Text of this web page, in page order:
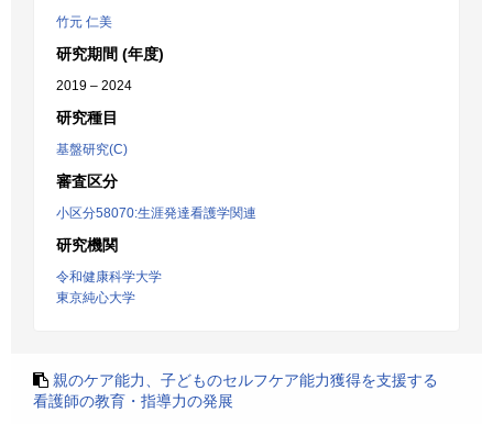
竹元 仁美
研究期間 (年度)
2019 – 2024
研究種目
基盤研究(C)
審査区分
小区分58070:生涯発達看護学関連
研究機関
令和健康科学大学
東京純心大学
親のケア能力、子どものセルフケア能力獲得を支援する
看護師の教育・指導力の発展